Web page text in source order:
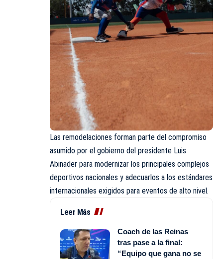
Las remodelaciones forman parte del compromiso
asumido por el gobierno del presidente Luis
Abinader para modernizar los principales complejos
deportivos nacionales y adecuarlos a los estándares
internacionales exigidos para eventos de alto nivel.
Leer Más
Coach de las Reinas
tras pase a la final:
“Equipo que gana no se